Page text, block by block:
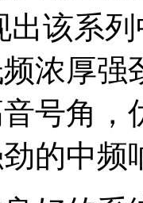
出该系
浓厚强
号角，
的中频